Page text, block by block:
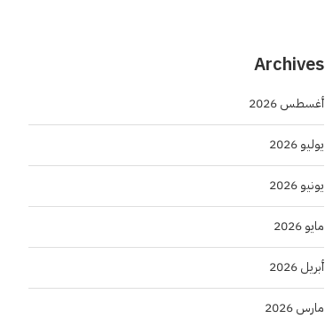
Archives
أغسطس 2026
يوليو 2026
يونيو 2026
مايو 2026
أبريل 2026
مارس 2026